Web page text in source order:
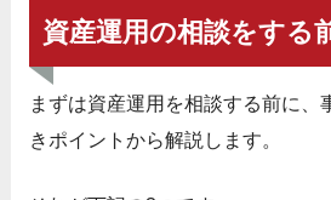
資産運用の相談をする
まずは資産運用を相談する前に、
きポイントから解説します。